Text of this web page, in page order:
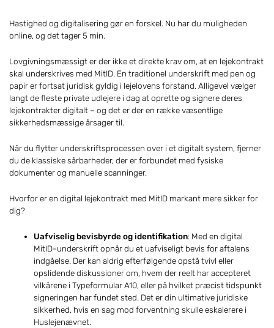
Hastighed og digitalisering gør en forskel. Nu har du muligheden
online, og det tager 5 min.
Lovgivningsmæssigt er der ikke et direkte krav om, at en lejekontrakt
skal underskrives med MitID. En traditionel underskrift med pen og
papir er fortsat juridisk gyldig i lejelovens forstand. Alligevel vælger
langt de fleste private udlejere i dag at oprette og signere deres
lejekontrakter digitalt – og det er der en række væsentlige
sikkerhedsmæssige årsager til.
Når du flytter underskriftsprocessen over i et digitalt system, fjerner
du de klassiske sårbarheder, der er forbundet med fysiske
dokumenter og manuelle scanninger.
Hvorfor er en digital lejekontrakt med MitID markant mere sikker for
dig?
Uafviselig bevisbyrde og identifikation: Med en digital
MitID-underskrift opnår du et uafviseligt bevis for aftalens
indgåelse. Der kan aldrig efterfølgende opstå tvivl eller
opslidende diskussioner om, hvem der reelt har accepteret
vilkårene i Typeformular A10, eller på hvilket præcist tidspunkt
signeringen har fundet sted. Det er din ultimative juridiske
sikkerhed, hvis en sag mod forventning skulle eskalerere i
Huslejenævnet.